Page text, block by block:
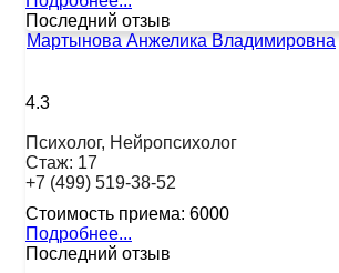
Последний отзыв
Мартынова Анжелика Владимировна
4.3
Психолог, Нейропсихолог
Стаж: 17
+7 (499) 519-38-52
Стоимость приема: 6000
Подробнее...
Последний отзыв